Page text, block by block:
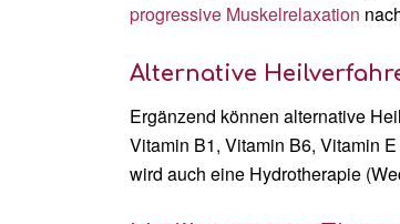
progressive Muskelrelaxation
Alternative
Ergänzend können alternative
Vitamin B1, Vitamin B6, Vitamin
wird auch eine Hydrotherapie